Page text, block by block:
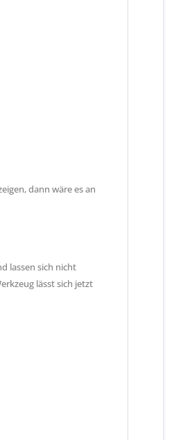
dann wäre es an
lassen sich nicht
lässt sich jetzt